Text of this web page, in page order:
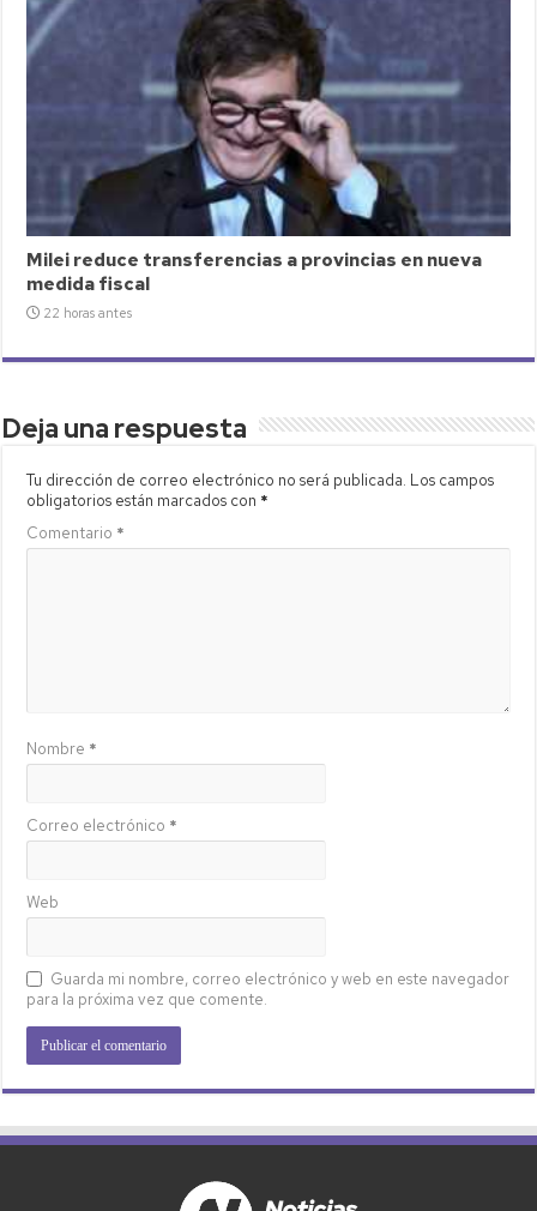
Milei reduce transferencias a provincias en nueva
medida fiscal
22 horas antes
Deja una respuesta
Tu dirección de correo electrónico no será publicada. Los campos
obligatorios están marcados con *
Comentario *
Nombre *
Correo electrónico *
Web
Guarda mi nombre, correo electrónico y web en este navegador
para la próxima vez que comente.